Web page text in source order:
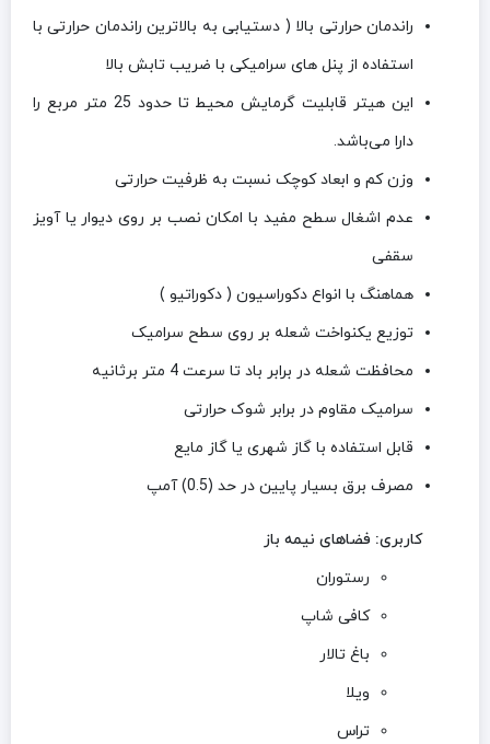
راندمان حرارتی بالا ( دستیابی به بالاترین راندمان حرارتی با
استفاده از پنل های سرامیکی با ضریب تابش بالا
این هیتر قابلیت گرمایش محیط تا حدود 25 متر مربع را
دارا می‌باشد.
وزن کم و ابعاد کوچک نسبت به ظرفیت حرارتی
عدم اشغال سطح مفید با امکان نصب بر روی دیوار یا آویز
سقفی
هماهنگ با انواع دکوراسیون ( دکوراتیو )
توزیع یکنواخت شعله بر روی سطح سرامیک
محافظت شعله در برابر باد تا سرعت 4 متر برثانیه
سرامیک مقاوم در برابر شوک حرارتی
قابل استفاده با گاز شهری یا گاز مایع
مصرف برق بسیار پایین در حد (0.5) آمپ
کاربری: فضاهای نیمه باز
رستوران
کافی شاپ
باغ تالار
ویلا
تراس